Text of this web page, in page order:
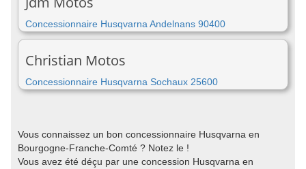
Concessionnaire Husqvarna Andelnans 90400
Christian Motos
Concessionnaire Husqvarna Sochaux 25600
Vous connaissez un bon concessionnaire Husqvarna en
Bourgogne-Franche-Comté ? Notez le !
Vous avez été déçu par une concession Husqvarna en